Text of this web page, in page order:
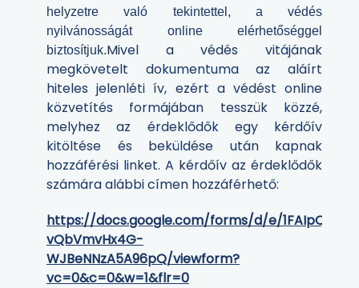
helyzetre való tekintettel, a védés
nyilvánosságát online elérhetőséggel
biztosítjuk.Mivel a védés vitájának
megkövetelt dokumentuma az aláírt
hiteles jelenléti ív, ezért a védést online
közvetítés formájában tesszük közzé,
melyhez az érdeklődők egy kérdőív
kitöltése és beküldése után kapnak
hozzáférési linket. A kérdőív az érdeklődők
számára alábbi címen hozzáférhető:
https://docs.google.com/forms/d/e/
vQbVmvHx4G-
WJBeNNzA5A96pQ/viewform?
vc=0&c=0&w=1&flr=0